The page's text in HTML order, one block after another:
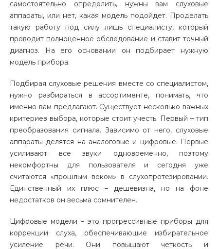
самостоятельно определить, нужны вам слуховые
аппараты, или нет, какая модель подойдет. Проделать
такую работу под силу лишь специалисту, который
проводит полноценное обследование и ставит точный
диагноз. На его основании он подбирает нужную
модель прибора.
Подбирая слуховые решения вместе со специалистом,
нужно разбираться в ассортименте, понимать, что
именно вам предлагают. Существует несколько важных
критериев выбора, которые стоит учесть. Первый – тип
преобразования сигнала. Зависимо от него, слуховые
аппараты делятся на аналоговые и цифровые. Первые
усиливают все звуки одновременно, поэтому
некомфортны для пользователя и сегодня уже
считаются «прошлым веком» в слухопротезировании.
Единственный их плюс – дешевизна, но на фоне
недостатков он весьма сомнителен.
Цифровые модели – это прогрессивные приборы для
коррекции слуха, обеспечивающие избирательное
усиление речи. Они повышают четкость и